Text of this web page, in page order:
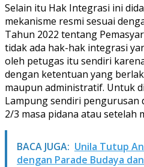
Selain itu Hak Integrasi ini
mekanisme resmi sesuai
Tahun 2022 tentang
tidak ada hak-hak integrasi
oleh petugas itu sendiri
dengan ketentuan yang
maupun administratif. Untuk
Lampung sendiri pengurusan
2/3 masa pidana atau setelah
BACA JUGA: Unila Tutup
dengan Parade Budaya